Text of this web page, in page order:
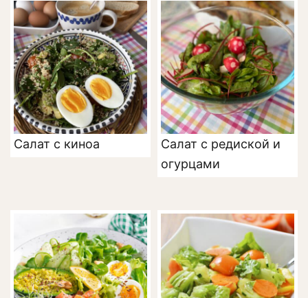
Салат с киноа
Салат с редиской и
огурцами